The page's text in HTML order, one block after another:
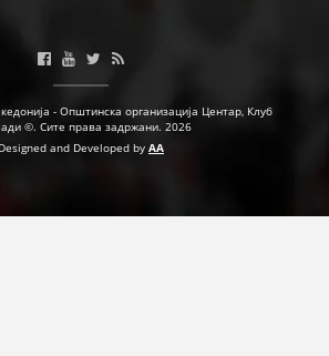
- Општинска организација Центар, Клуб
©. Сите права задржани. 2026
Designed and Developed by AA